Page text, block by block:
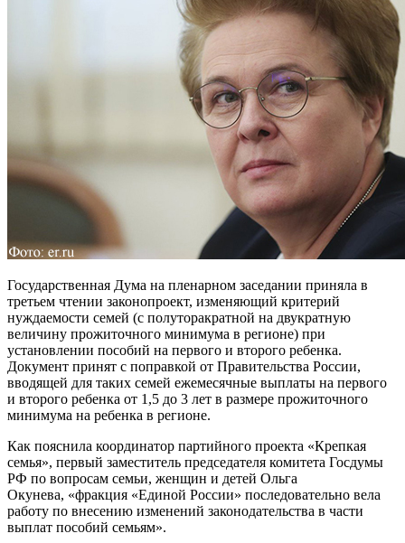
Государственная Дума на пленарном заседании приняла в
третьем чтении законопроект, изменяющий критерий
нуждаемости семей (с полуторакратной на двукратную
величину прожиточного минимума в регионе) при
установлении пособий на первого и второго ребенка.
Документ принят с поправкой от Правительства России,
вводящей для таких семей ежемесячные выплаты на первого
и второго ребенка от 1,5 до 3 лет в размере прожиточного
минимума на ребенка в регионе.
Как пояснила координатор партийного проекта «Крепкая
семья», первый заместитель председателя комитета Госдумы
РФ по вопросам семьи, женщин и детей Ольга
Окунева, «фракция «Единой России» последовательно вела
работу по внесению изменений законодательства в части
выплат пособий семьям».